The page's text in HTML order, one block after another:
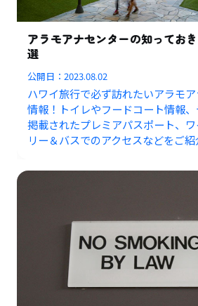
アラモアナセンターの知ってお
選
公開日：2023.08.02
ハワイ旅行で必ず訪れたいアラモ
情報！トイレやフードコート情報
掲載されたプレミアパスポート、
リー＆バスでのアクセスなどをご紹